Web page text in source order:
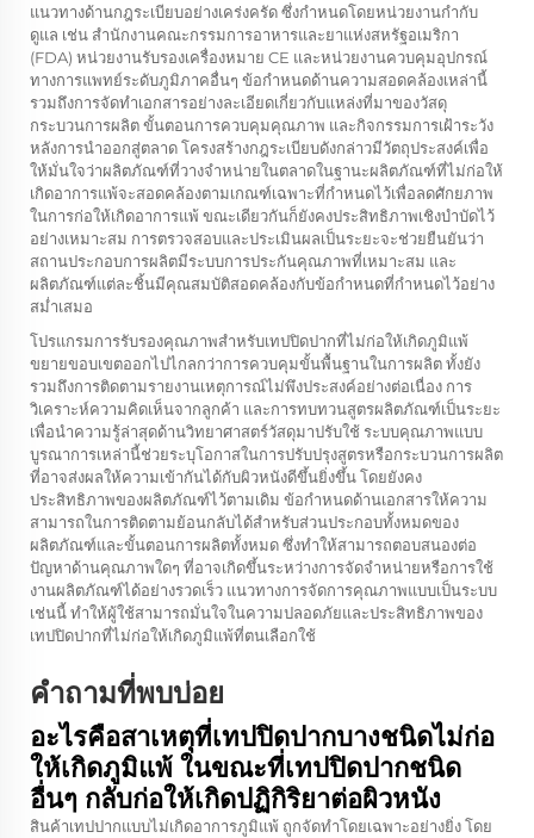
แนวทางด้านกฎระเบียบอย่างเคร่งครัด ซึ่งกำหนดโดยหน่วยงานกำกับ
ดูแล เช่น สำนักงานคณะกรรมการอาหารและยาแห่งสหรัฐอเมริกา
(FDA) หน่วยงานรับรองเครื่องหมาย CE และหน่วยงานควบคุมอุปกรณ์
ทางการแพทย์ระดับภูมิภาคอื่นๆ ข้อกำหนดด้านความสอดคล้องเหล่านี้
รวมถึงการจัดทำเอกสารอย่างละเอียดเกี่ยวกับแหล่งที่มาของวัสดุ
กระบวนการผลิต ขั้นตอนการควบคุมคุณภาพ และกิจกรรมการเฝ้าระวัง
หลังการนำออกสู่ตลาด โครงสร้างกฎระเบียบดังกล่าวมีวัตถุประสงค์เพื่อ
ให้มั่นใจว่าผลิตภัณฑ์ที่วางจำหน่ายในตลาดในฐานะผลิตภัณฑ์ที่ไม่ก่อให้
เกิดอาการแพ้จะสอดคล้องตามเกณฑ์เฉพาะที่กำหนดไว้เพื่อลดศักยภาพ
ในการก่อให้เกิดอาการแพ้ ขณะเดียวกันก็ยังคงประสิทธิภาพเชิงบำบัดไว้
อย่างเหมาะสม การตรวจสอบและประเมินผลเป็นระยะจะช่วยยืนยันว่า
สถานประกอบการผลิตมีระบบการประกันคุณภาพที่เหมาะสม และ
ผลิตภัณฑ์แต่ละชิ้นมีคุณสมบัติสอดคล้องกับข้อกำหนดที่กำหนดไว้อย่าง
สม่ำเสมอ
โปรแกรมการรับรองคุณภาพสำหรับเทปปิดปากที่ไม่ก่อให้เกิดภูมิแพ้
ขยายขอบเขตออกไปไกลกว่าการควบคุมขั้นพื้นฐานในการผลิต ทั้งยัง
รวมถึงการติดตามรายงานเหตุการณ์ไม่พึงประสงค์อย่างต่อเนื่อง การ
วิเคราะห์ความคิดเห็นจากลูกค้า และการทบทวนสูตรผลิตภัณฑ์เป็นระยะ
เพื่อนำความรู้ล่าสุดด้านวิทยาศาสตร์วัสดุมาปรับใช้ ระบบคุณภาพแบบ
บูรณาการเหล่านี้ช่วยระบุโอกาสในการปรับปรุงสูตรหรือกระบวนการผลิต
ที่อาจส่งผลให้ความเข้ากันได้กับผิวหนังดีขึ้นยิ่งขึ้น โดยยังคง
ประสิทธิภาพของผลิตภัณฑ์ไว้ตามเดิม ข้อกำหนดด้านเอกสารให้ความ
สามารถในการติดตามย้อนกลับได้สำหรับส่วนประกอบทั้งหมดของ
ผลิตภัณฑ์และขั้นตอนการผลิตทั้งหมด ซึ่งทำให้สามารถตอบสนองต่อ
ปัญหาด้านคุณภาพใดๆ ที่อาจเกิดขึ้นระหว่างการจัดจำหน่ายหรือการใช้
งานผลิตภัณฑ์ได้อย่างรวดเร็ว แนวทางการจัดการคุณภาพแบบเป็นระบบ
เช่นนี้ ทำให้ผู้ใช้สามารถมั่นใจในความปลอดภัยและประสิทธิภาพของ
เทปปิดปากที่ไม่ก่อให้เกิดภูมิแพ้ที่ตนเลือกใช้
คำถามที่พบบ่อย
อะไรคือสาเหตุที่เทปปิดปากบางชนิดไม่ก่อ
ให้เกิดภูมิแพ้ ในขณะที่เทปปิดปากชนิด
อื่นๆ กลับก่อให้เกิดปฏิกิริยาต่อผิวหนัง
สินค้าเทปปากแบบไม่เกิดอาการภูมิแพ้ ถูกจัดทําโดยเฉพาะอย่างยิ่ง โดย